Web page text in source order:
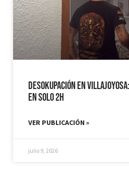
Desokupación en
en solo 2h
VER PUBLICACIÓN »
julio 9, 2026